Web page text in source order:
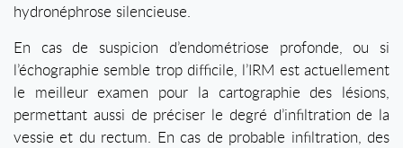
hydronéphrose silencieuse.
En cas de suspicion d’endométriose profonde, ou si
l’échographie semble trop difficile, l’IRM est actuellement
le meilleur examen pour la cartographie des lésions,
permettant aussi de préciser le degré d’infiltration de la
vessie et du rectum. En cas de probable infiltration, des